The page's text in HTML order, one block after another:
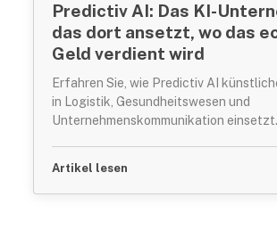
Predictiv AI: Das KI-
das dort ansetzt, wo das
Geld verdient wird
Erfahren Sie, wie Predictiv AI
in Logistik, Gesundheitswesen und
Unternehmenskommunikation einsetzt.
Artikel lesen